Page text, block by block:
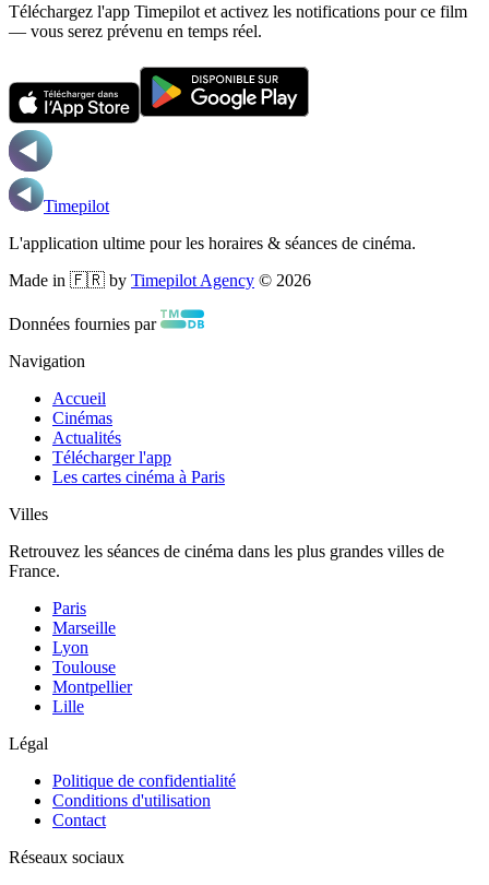
Téléchargez l'app Timepilot et activez les notifications pour ce film
— vous serez prévenu en temps réel.
Timepilot
L'application ultime pour les horaires & séances de cinéma.
Made in 🇫🇷 by Timepilot Agency © 2026
Données fournies par
Navigation
Accueil
Cinémas
Actualités
Télécharger l'app
Les cartes cinéma à Paris
Villes
Retrouvez les séances de cinéma dans les plus grandes villes de
France.
Paris
Marseille
Lyon
Toulouse
Montpellier
Lille
Légal
Politique de confidentialité
Conditions d'utilisation
Contact
Réseaux sociaux